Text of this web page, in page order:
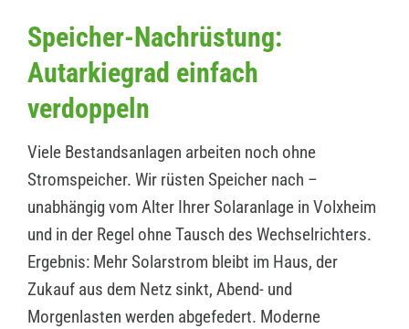
Speicher-Nachrüstung:
Autarkiegrad einfach
verdoppeln
Viele Bestandsanlagen arbeiten noch ohne
Stromspeicher. Wir rüsten Speicher nach –
unabhängig vom Alter Ihrer Solaranlage in Volxheim
und in der Regel ohne Tausch des Wechselrichters.
Ergebnis: Mehr Solarstrom bleibt im Haus, der
Zukauf aus dem Netz sinkt, Abend- und
Morgenlasten werden abgefedert. Moderne